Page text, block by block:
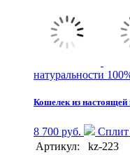
натуральности
Кошелек из
8 700 руб.
Сплит
Артикул:
kz-223